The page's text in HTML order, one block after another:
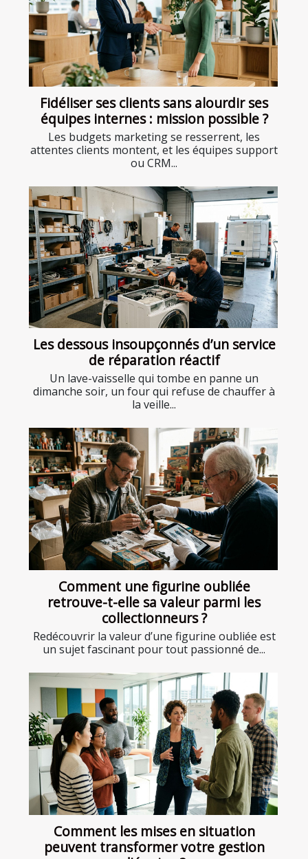
Fidéliser ses clients sans alourdir ses
équipes internes : mission possible ?
Les budgets marketing se resserrent, les
attentes clients montent, et les équipes support
ou CRM...
Les dessous insoupçonnés d’un service
de réparation réactif
Un lave-vaisselle qui tombe en panne un
dimanche soir, un four qui refuse de chauffer à
la veille...
Comment une figurine oubliée
retrouve-t-elle sa valeur parmi les
collectionneurs ?
Redécouvrir la valeur d’une figurine oubliée est
un sujet fascinant pour tout passionné de...
Comment les mises en situation
peuvent transformer votre gestion